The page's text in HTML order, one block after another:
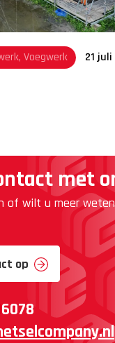
Voegwerk 21 juli
met
of wilt u meer
op